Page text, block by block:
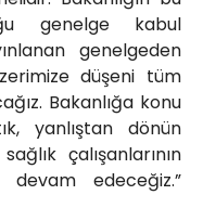
genelge kabul
genelgeden
düşeni tüm
Bakanlığa konu
yanlıştan dönün
çalışanlarının
edeceğiz.”